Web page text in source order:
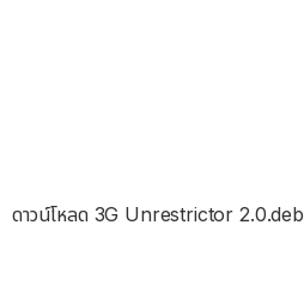
ดาวน์โหลด 3G Unrestrictor 2.0.deb